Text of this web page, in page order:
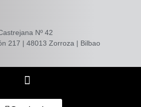
Nº 42
217 | 48013 Zorroza | Bilbao